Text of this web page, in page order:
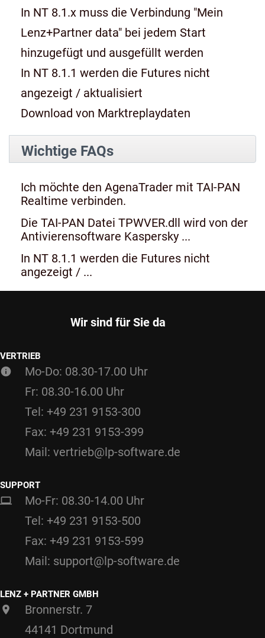
In NT 8.1.x muss die Verbindung "Mein
Lenz+Partner data" bei jedem Start
hinzugefügt und ausgefüllt werden
In NT 8.1.1 werden die Futures nicht
angezeigt / aktualisiert
Download von Marktreplaydaten
Wichtige FAQs
Ich möchte den AgenaTrader mit TAI-PAN
Realtime verbinden.
Die TAI-PAN Datei TPWVER.dll wird von der
Antivierensoftware Kaspersky ...
In NT 8.1.1 werden die Futures nicht
angezeigt / ...
Wir sind für Sie da
VERTRIEB
Mo-Do: 08.30-17.00 Uhr
Fr: 08.30-16.00 Uhr
Tel: +49 231 9153-300
Fax: +49 231 9153-399
Mail: vertrieb@lp-software.de
SUPPORT
Mo-Fr: 08.30-14.00 Uhr
Tel: +49 231 9153-500
Fax: +49 231 9153-599
Mail: support@lp-software.de
LENZ + PARTNER GMBH
Bronnerstr. 7
44141 Dortmund